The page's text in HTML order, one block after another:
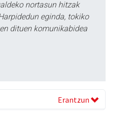
nortasun hitzak
eginda, tokiko
dituen komunikabidea
Erantzun